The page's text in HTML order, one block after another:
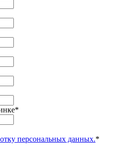
*
персональных данных.*